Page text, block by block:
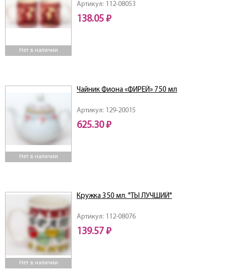
Нет в наличии
Артикул: 112-08053
138.05 ₽
Нет в наличии
Артикул: 129-20015
Чайник Фиона «ФИРЕЙ» 750 мл
625.30 ₽
Нет в наличии
Артикул: 112-08076
Кружка 350 мл. "ТЫ ЛУЧШИЙ"
139.57 ₽